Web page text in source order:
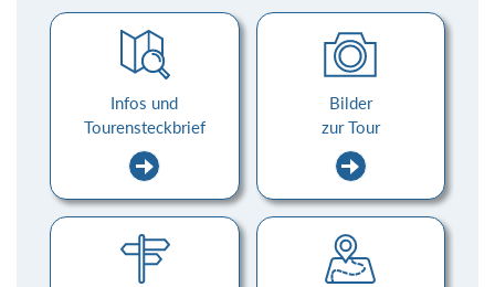
Infos und
Tourensteckbrief
Bilder
zur Tour